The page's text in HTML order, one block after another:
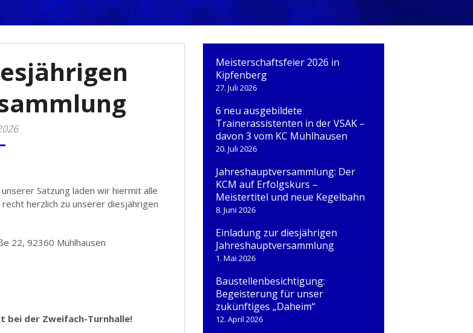
e.V.
Satzung laden wir hiermit alle
herzlich zu unserer diesjährigen
22, 92360 Mühlhausen
bei der Zweifach-Turnhalle!
Meisterschaftsfeier 2026 in
Kipfenberg
27. Juli 2026
6 neu ausgebildete
Trainerassistenten in der VSAK –
davon 3 vom KC Mühlhausen
20. Juli 2026
Jahreshauptversammlung: Der
KCM auf Erfolgskurs –
Meistertitel und neue Kegelbahn
8. Juni 2026
Einladung zur diesjährigen
Jahreshauptversammlung
1. Mai 2026
Baustellenbesichtigung:
Begeisterung für unser
zukünftiges „Daheim“
12. April 2026